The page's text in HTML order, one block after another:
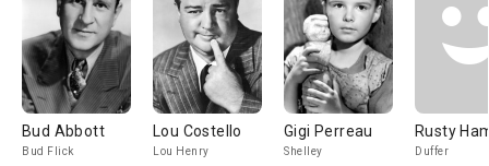
Bud Abbott
Bud Flick
Lou Costello
Lou Henry
Gigi Perreau
Shelley
Rusty
Duffer